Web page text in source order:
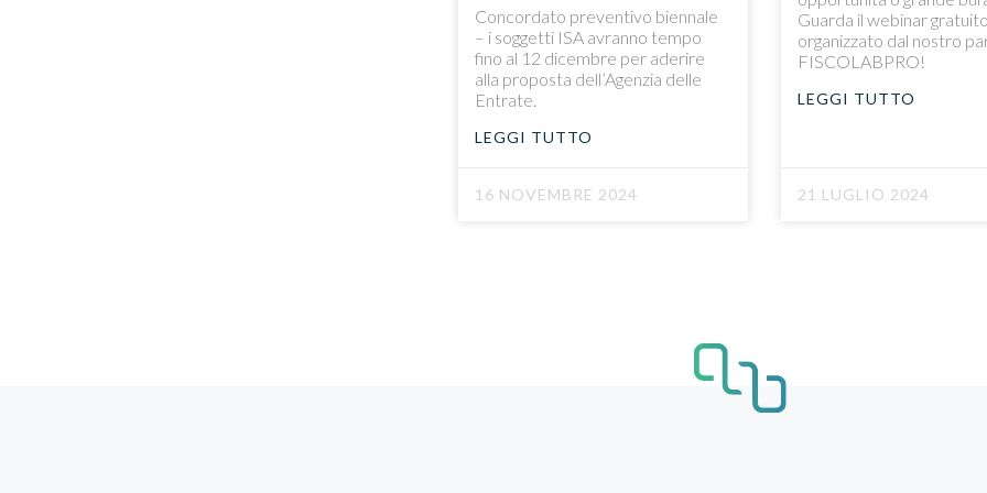
Concordato preventivo biennale
– i soggetti ISA avranno tempo
fino al 12 dicembre per aderire
alla proposta dell’Agenzia delle
Entrate.
LEGGI TUTTO
16 NOVEMBRE 2024
Guarda il webinar gratuito
organizzato dal nostro
FISCOLABPRO!
LEGGI TUTTO
21 LUGLIO 2024